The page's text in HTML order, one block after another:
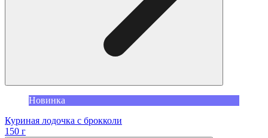
Новинка
Куриная лодочка с брокколи
150 г